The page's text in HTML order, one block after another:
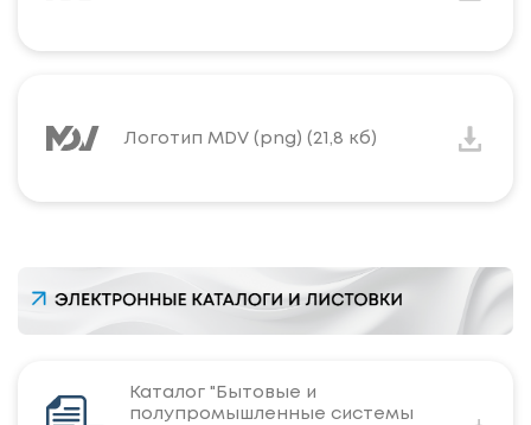
Логотип MDV (png) (21,8 кб)
Каталог "Бытовые и
полупромышленные системы